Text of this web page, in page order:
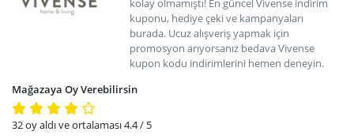
Mağazaya Oy Verebilirsin
32oy aldı ve ortalaması4.4/ 5
kolay olmamıştı! En güncel Vivense indirim
kuponu, hediye çeki ve kampanyaları
burada. Ucuz alışveriş yapmak için
promosyon arıyorsanız bedava Vivense
kupon kodu indirimlerini hemen deneyin.